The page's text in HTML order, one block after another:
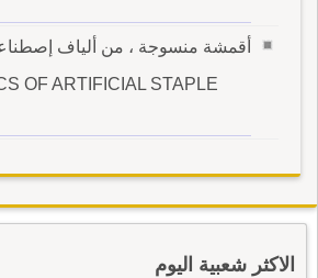
أقمشة منسوجة ، من ألياف
OF ARTIFICIAL STAPLE
الاكثر شعبية اليوم